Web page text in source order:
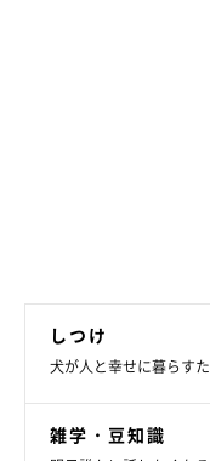
しつけ
犬が人と幸せに暮らす
雑学・豆知識